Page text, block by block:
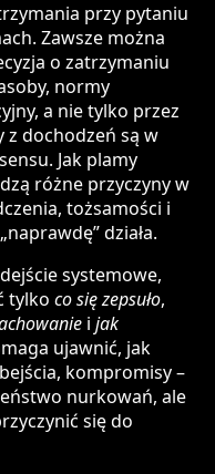
przy pytaniu
Zawsze można
o zatrzymaniu
normy
a nie tylko przez
z dochodzeń są w
Jak plamy
różne przyczyny w
tożsamości i
działa.
systemowe,
tylko co się zepsuło,
i jak
ujawnić, jak
kompromisy –
nurkowań, ale
się do